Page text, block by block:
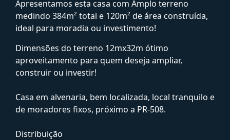
Apresentamos esta casa com Amplo terreno
medindo 384m² total e 120m² de área construída,
ideal para moradia ou investimento!
Dimensões do terreno 12mx32m ótimo
aproveitamento para quem deseja ampliar,
construir ou investir!
Casa em alvenaria, bem localizada, local tranquilo e
de moradores fixos, próximo a PR-508.
Distribuição